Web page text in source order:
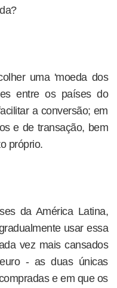
uma 'moeda dos
entre os países do
a conversão; em
e de transação, bem
próprio.
da América Latina,
usar essa
vez mais cansados
- as duas únicas
e em que os